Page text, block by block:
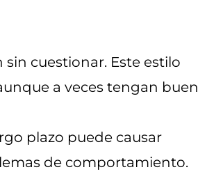
cuestionar. Este estilo
a veces tengan buen
plazo puede causar
de comportamiento.